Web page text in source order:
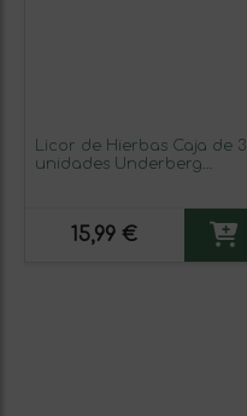
Licor de Hierbas Caja de 3
unidades Underberg
15,99 €